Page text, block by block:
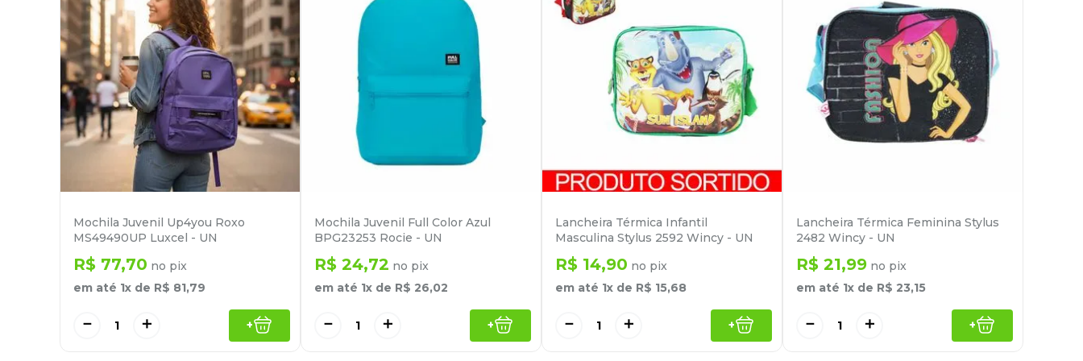
Mochila Juvenil Up4you Roxo
MS49490UP Luxcel - UN
R$ 77,70 no pix
em até 1x de R$ 81,79
＋
－ +
Mochila Juvenil Full Color Azul
BPG23253 Rocie - UN
R$ 24,72 no pix
em até 1x de R$ 26,02
＋
－ +
Lancheira Térmica Infantil
Masculina Stylus 2592 Wincy - UN
R$ 14,90 no pix
em até 1x de R$ 15,68
＋
－ +
Lancheira Térmica Feminina Stylus
2482 Wincy - UN
R$ 21,99 no pix
em até 1x de R$ 23,15
＋
－ +